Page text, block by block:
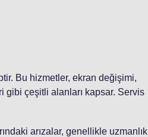
Bu hizmetler, ekran değişimi,
gibi çeşitli alanları kapsar. Servis
arızalar, genellikle uzmanlık